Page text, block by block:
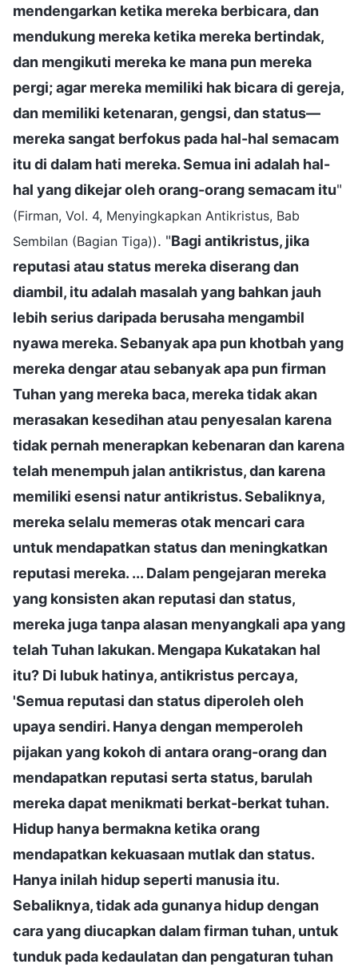
mendengarkan ketika mereka berbicara, dan
mendukung mereka ketika mereka bertindak,
dan mengikuti mereka ke mana pun mereka
pergi; agar mereka memiliki hak bicara di gereja,
dan memiliki ketenaran, gengsi, dan status—
mereka sangat berfokus pada hal-hal semacam
itu di dalam hati mereka. Semua ini adalah hal-
hal yang dikejar oleh orang-orang semacam itu"
(Firman, Vol. 4, Menyingkapkan Antikristus, Bab
Sembilan (Bagian Tiga)). "Bagi antikristus, jika
reputasi atau status mereka diserang dan
diambil, itu adalah masalah yang bahkan jauh
lebih serius daripada berusaha mengambil
nyawa mereka. Sebanyak apa pun khotbah yang
mereka dengar atau sebanyak apa pun firman
Tuhan yang mereka baca, mereka tidak akan
merasakan kesedihan atau penyesalan karena
tidak pernah menerapkan kebenaran dan karena
telah menempuh jalan antikristus, dan karena
memiliki esensi natur antikristus. Sebaliknya,
mereka selalu memeras otak mencari cara
untuk mendapatkan status dan meningkatkan
reputasi mereka. ... Dalam pengejaran mereka
yang konsisten akan reputasi dan status,
mereka juga tanpa alasan menyangkali apa yang
telah Tuhan lakukan. Mengapa Kukatakan hal
itu? Di lubuk hatinya, antikristus percaya,
'Semua reputasi dan status diperoleh oleh
upaya sendiri. Hanya dengan memperoleh
pijakan yang kokoh di antara orang-orang dan
mendapatkan reputasi serta status, barulah
mereka dapat menikmati berkat-berkat tuhan.
Hidup hanya bermakna ketika orang
mendapatkan kekuasaan mutlak dan status.
Hanya inilah hidup seperti manusia itu.
Sebaliknya, tidak ada gunanya hidup dengan
cara yang diucapkan dalam firman tuhan, untuk
tunduk pada kedaulatan dan pengaturan tuhan